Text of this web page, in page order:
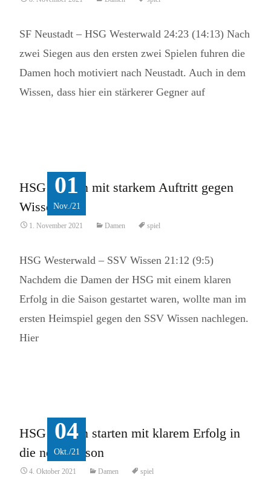
SF Neustadt – HSG Westerwald 24:23 (14:13) Nach
zwei Siegen aus den ersten zwei Spielen fuhren die
Damen hoch motiviert nach Neustadt. Auch in dem
Wissen, dass hier ein stärkerer Gegner auf
01
Nov./21
HSG Damen mit starkem Auftritt gegen
Wissen
1. November 2021 Damen spiel
HSG Westerwald – SSV Wissen 21:12 (9:5)
Nachdem die Damen der HSG mit einem klaren
Erfolg in die Saison gestartet waren, wollte man im
ersten Heimspiel gegen den SSV Wissen nachlegen.
Hier
04
Okt./21
HSG Damen starten mit klarem Erfolg in
die neue Saison
4. Oktober 2021 Damen spiel